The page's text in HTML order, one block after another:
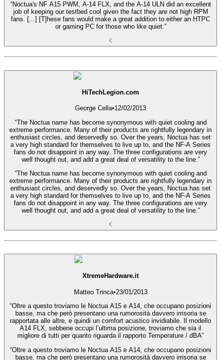
“Noctua's NF A15 PWM, A-14 FLX, and the A-14 ULN did an excellent
job of keeping our testbed cool given the fact they are not high RPM
fans. [...] [T]hese fans would make a great addition to either an HTPC
or gaming PC for those who like quiet.”
HiTechLegion.com
George Cella•12/02/2013
“The Noctua name has become synonymous with quiet cooling and
extreme performance. Many of their products are rightfully legendary in
enthusiast circles, and deservedly so. Over the years, Noctua has set
a very high standard for themselves to live up to, and the NF-A Series
fans do not disappoint in any way. The three configurations are very
well thought out, and add a great deal of versatility to the line.”
“The Noctua name has become synonymous with quiet cooling and
extreme performance. Many of their products are rightfully legendary in
enthusiast circles, and deservedly so. Over the years, Noctua has set
a very high standard for themselves to live up to, and the NF-A Series
fans do not disappoint in any way. The three configurations are very
well thought out, and add a great deal of versatility to the line.”
XtremeHardware.it
Matteo Trinca•23/01/2013
“Oltre a questo troviamo le Noctua A15 e A14, che occupano posizioni
basse, ma che però presentano una rumorosità davvero irrisoria se
rapportata alle altre, e quindi un comfort acustico invidiabile. Il modello
A14 FLX, sebbene occupi l’ultima posizione, troviamo che sia il
migliore di tutti per quanto riguarda il rapporto Temperature / dBA”
“Oltre a questo troviamo le Noctua A15 e A14, che occupano posizioni
basse, ma che però presentano una rumorosità davvero irrisoria se